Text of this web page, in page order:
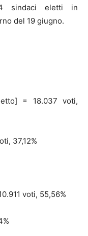
sindaci eletti in
del 19 giugno.
= 18.037 voti,
37,12%
voti, 55,56%